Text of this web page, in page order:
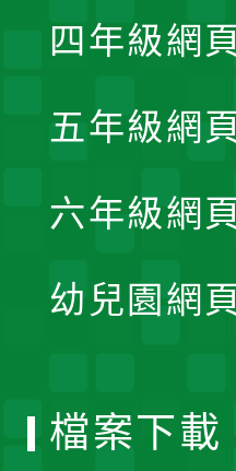
四年級網頁
五年級網頁
六年級網頁
幼兒園網頁
檔案下載